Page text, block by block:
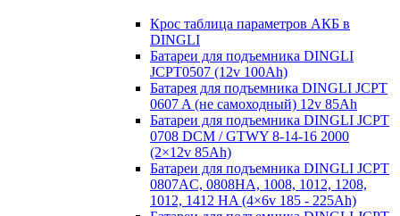
Крос таблица параметров АКБ в
DINGLI
Батареи для подъемника DINGLI
JCPT0507 (12v 100Ah)
Батарея для подъемника DINGLI JCPT
0607 A (не самоходный) 12v 85Ah
Батареи для подъемника DINGLI JCPT
0708 DCM / GTWY 8-14-16 2000
(2×12v 85Ah)
Батареи для подъемника DINGLI JCPT
0807AC, 0808HA, 1008, 1012, 1208,
1012, 1412 HA (4×6v 185 - 225Ah)